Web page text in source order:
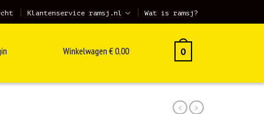
Klantenservice ramsj.nl Wat is ramsj?
Winkelwagen €0,00 0
< >